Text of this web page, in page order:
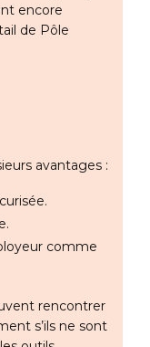
encore
de Pôle
avantages :
comme
rencontrer
s’ils ne sont